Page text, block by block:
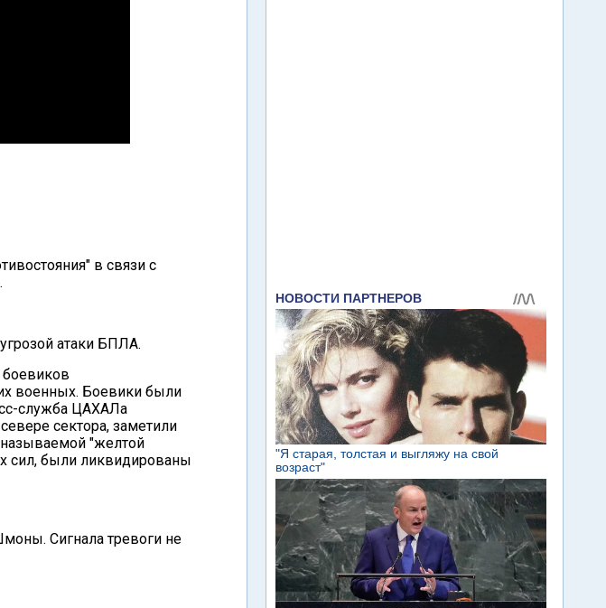
в связи с
атаки БПЛА.
военных. Боевики были
служба ЦАХАЛа
сектора, заметили
"желтой
сил, были ликвидированы
Сигнала тревоги не